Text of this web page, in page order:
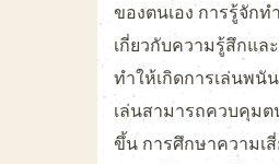
ของตนเอง การรู้จักท
เกี่ยวกับความรู้สึกแล
ทำให้เกิดการเล่นพนั
เล่นสามารถควบคุมต
ขึ้น การศึกษาความเ